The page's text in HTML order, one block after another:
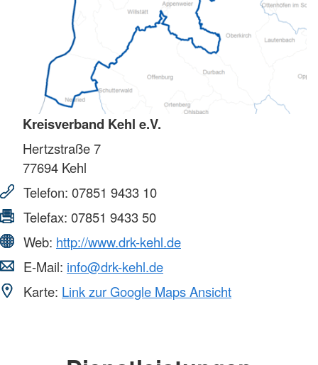
Kreisverband Kehl e.V.
Hertzstraße 7
77694 Kehl
Telefon: 07851 9433 10
Telefax: 07851 9433 50
Web: http://www.drk-kehl.de
E-Mail: info@drk-kehl.de
Karte: Link zur Google Maps Ansicht